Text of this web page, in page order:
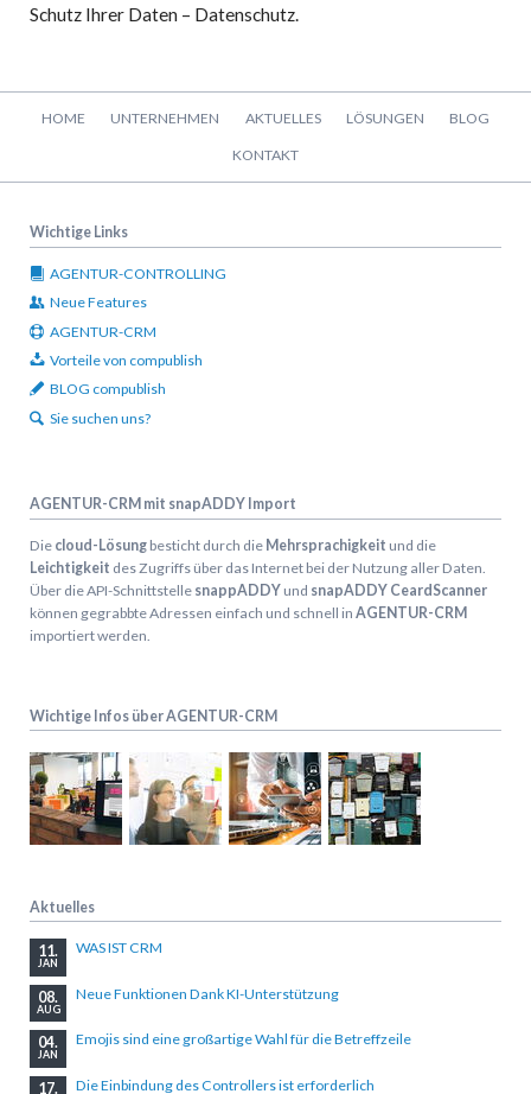
Schutz Ihrer Daten – Datenschutz.
Navigation
HOME UNTERNEHMEN AKTUELLES LÖSUNGEN BLOG
KONTAKT
Wichtige Links
AGENTUR-CONTROLLING
Neue Features
AGENTUR-CRM
Vorteile von compublish
BLOG compublish
Sie suchen uns?
AGENTUR-CRM mit snapADDY Import
Diecloud-Lösungbesticht durch die Mehrsprachigkeit und die
Leichtigkeit des Zugriffs über das Internet bei der Nutzung aller Daten.
Über die API-Schnittstelle snappADDYund snapADDY CeardScanner
können gegrabbte Adressen einfach und schnell in AGENTUR-CRM
importiert werden.
Wichtige Infos über AGENTUR-CRM
Aktuelles
11.
JAN
WAS IST CRM
08.
AUG
Neue Funktionen Dank KI-Unterstützung
04.
JAN
Emojis sind eine großartige Wahl für die Betreffzeile
17. Die Einbindung des Controllers ist erforderlich